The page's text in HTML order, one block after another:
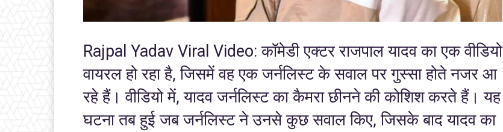
Rajpal Yadav Viral Video: कॉमेडी एक्टर राजपाल यादव का एक वीडियो
वायरल हो रहा है, जिसमें वह एक जर्नलिस्ट के सवाल पर गुस्सा होते नजर आ
रहे हैं। वीडियो में, यादव जर्नलिस्ट का कैमरा छीनने की कोशिश करते हैं। यह
घटना तब हुई जब जर्नलिस्ट ने उनसे कुछ सवाल किए, जिसके बाद यादव का